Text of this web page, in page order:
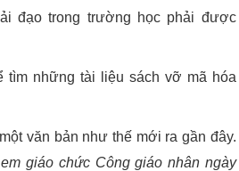
đạo trong trường học phải được
tìm những tài liệu sách vỡ mã hóa
văn bản như thế mới ra gần đây.
giáo chức Công giáo nhân ngày